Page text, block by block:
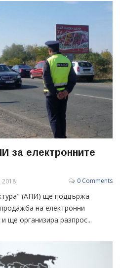
за електронните
0 Comments
(АПИ) ще поддържа
на електронни
ще организира разпрос...